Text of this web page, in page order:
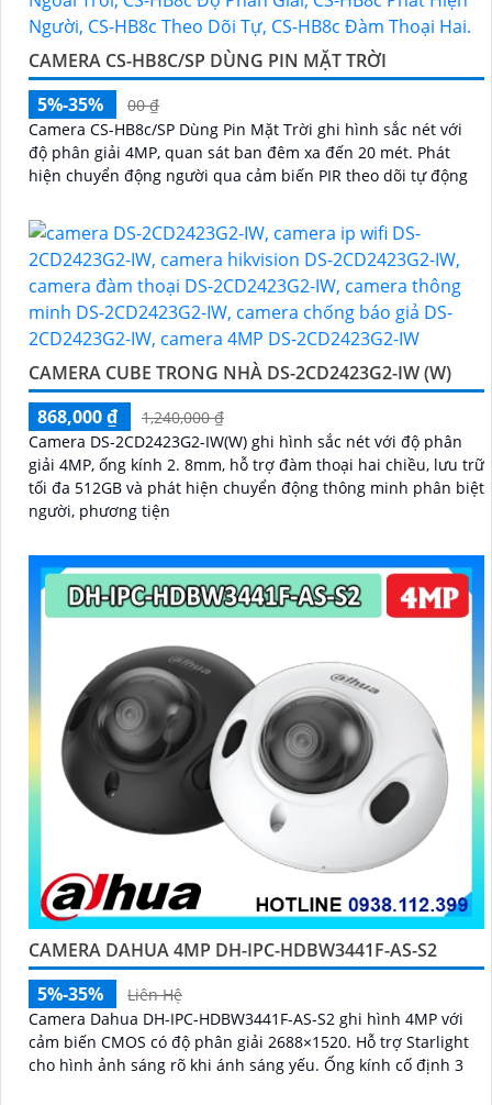
CAMERA CS-HB8C/SP DÙNG PIN MẶT TRỜI
5%-35%
00 ₫
Camera CS-HB8c/SP Dùng Pin Mặt Trời ghi hình sắc nét với
độ phân giải 4MP, quan sát ban đêm xa đến 20 mét. Phát
hiện chuyển động người qua cảm biến PIR theo dõi tự động
CAMERA CUBE TRONG NHÀ DS-2CD2423G2-IW (W)
868,000 ₫
1,240,000 ₫
Camera DS-2CD2423G2-IW(W) ghi hình sắc nét với độ phân
giải 4MP, ống kính 2. 8mm, hỗ trợ đàm thoại hai chiều, lưu trữ
tối đa 512GB và phát hiện chuyển động thông minh phân biệt
người, phương tiện
CAMERA DAHUA 4MP DH-IPC-HDBW3441F-AS-S2
5%-35%
Liên Hệ
Camera Dahua DH-IPC-HDBW3441F-AS-S2 ghi hình 4MP với
cảm biến CMOS có độ phân giải 2688×1520. Hỗ trợ Starlight
cho hình ảnh sáng rõ khi ánh sáng yếu. Ống kính cố định 3